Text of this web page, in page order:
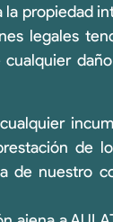
propiedad
legales
de
de nuestro